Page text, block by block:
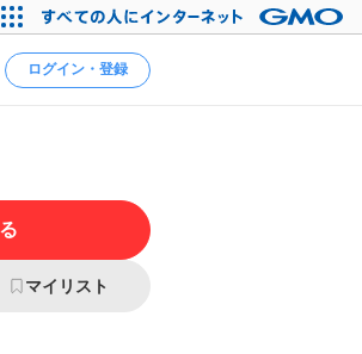
ログイン・登録
マイリスト